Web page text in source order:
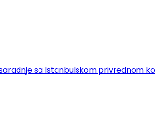
sa Istanbulskom privrednom